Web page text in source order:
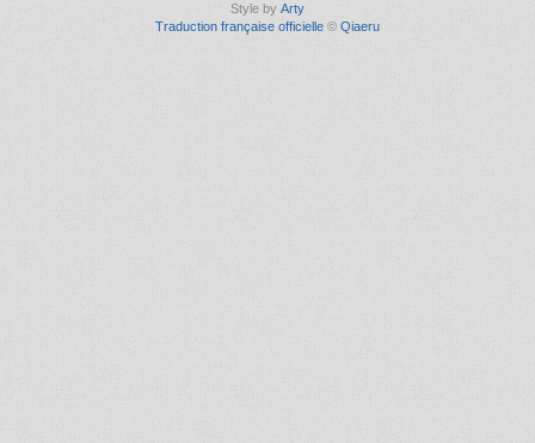
Style by Arty
Traduction française officielle © Qiaeru